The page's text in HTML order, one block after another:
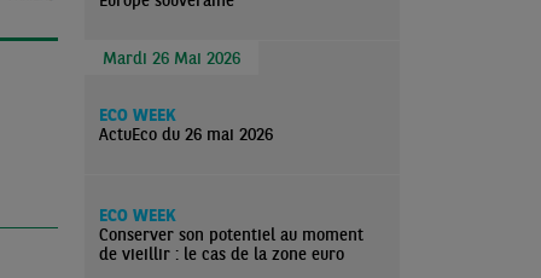
Mardi 26 Mai 2026
ECO WEEK
ActuEco du 26 mai 2026
ECO WEEK
Conserver son potentiel au moment
de vieillir : le cas de la zone euro